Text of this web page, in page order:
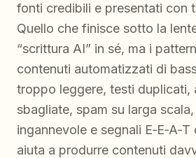
fonti credibili e presentati con
Quello che finisce sotto la
“scrittura AI” in sé, ma i
contenuti automatizzati di
troppo leggere, testi duplicati,
sbagliate, spam su larga
ingannevole e segnali E‑E‑A‑T
aiuta a produrre contenuti